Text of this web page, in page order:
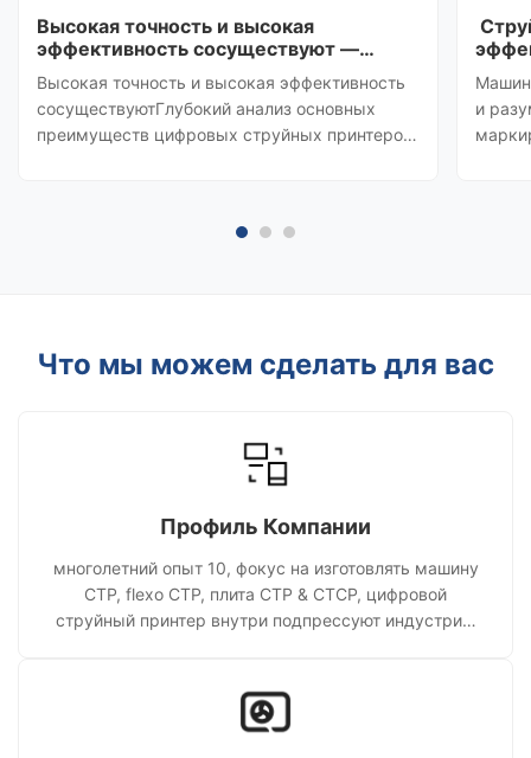
Высокая точность и высокая
эффективность сосуществуют —
углубленный анализ основных
преимуществ цифровых струйных
принтеров
Высокая точность и высокая эффективность
сосуществуютГлубокий анализ основных
преимуществ цифровых струйных принтеров
эффективностью и интеллектуальными
и
Что мы можем сделать для вас
Профиль Компании
многолетний опыт 10, фокус на изготовлять машину
CTP, flexo CTP, плита CTP & CTCP, цифровой
струйный принтер внутри подпрессуют индустрию